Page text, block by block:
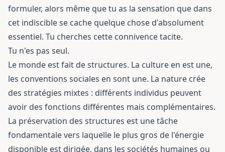
formuler, alors même que tu as la sensation que dans
cet indiscible se cache quelque chose d'absolument
essentiel. Tu cherches cette connivence tacite.
Tu n'es pas seul.
Le monde est fait de structures. La culture en est une,
les conventions sociales en sont une. La nature crée
des stratégies mixtes : différents individus peuvent
avoir des fonctions différentes mais complémentaires.
La préservation des structures est une tâche
fondamentale vers laquelle le plus gros de l'énergie
disponible est dirigée, dans les sociétés humaines ou